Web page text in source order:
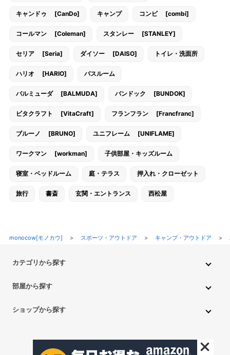
キャンドゥ [CanDo] キャンプ コンビ [combi]
コールマン [Coleman] スタンレー [STANLEY]
セリア [Seria] ダイソー [DAISO] トイレ・洗面所
ハリオ [HARIO] バスルーム
バルミューダ [BALMUDA] バンドック [BUNDOK]
ビタクラフト [VitaCraft] フランフラン [Francfranc]
ブルーノ [BRUNO] ユニフレーム [UNIFLAME]
ワークマン [workman] 子供部屋・キッズルーム
寝室・ベッドルーム 庭・テラス 押入れ・クローゼット
旅行 書斎 玄関・エントランス 西松屋
monocow[モノカウ] > スポーツ・アウトドア > キャンプ・アウトドア >
カテゴリから探す
ペット用品 ベビー・キッズ
部屋から探す
トイレ・洗面所 バスルーム 押入れ・クローゼット
ショップから探す